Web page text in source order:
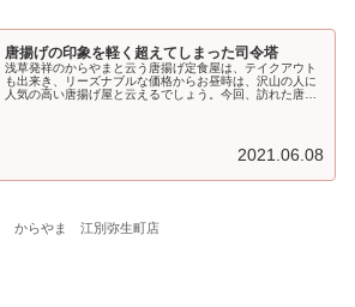
唐揚げの印象を軽く超えてしまった司令塔
浅草発祥のからやまと云う唐揚げ定食屋は、テイクアウト
も出来き、リーズナブルな価格からお昼時は、沢山の人に
人気の高い唐揚げ屋と云えるでしょう。今回、訪れた唐揚
2021.06.08
からやま 江別弥生町店